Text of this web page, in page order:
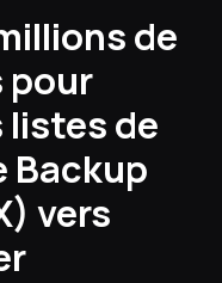
de
pour
de
Backup
vers